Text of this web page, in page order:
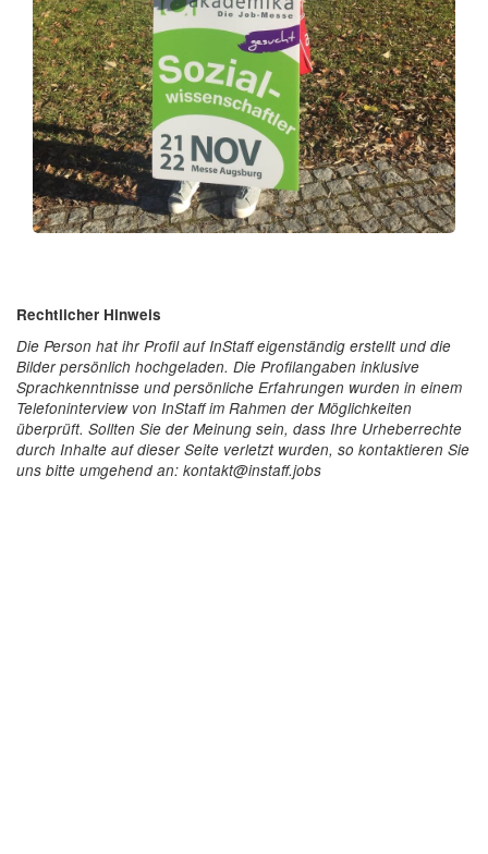
Rechtlicher Hinweis
Die Person hat ihr Profil auf InStaff eigenständig erstellt und die
Bilder persönlich hochgeladen. Die Profilangaben inklusive
Sprachkenntnisse und persönliche Erfahrungen wurden in einem
Telefoninterview von InStaff im Rahmen der Möglichkeiten
überprüft. Sollten Sie der Meinung sein, dass Ihre Urheberrechte
durch Inhalte auf dieser Seite verletzt wurden, so kontaktieren Sie
uns bitte umgehend an: kontakt@instaff.jobs